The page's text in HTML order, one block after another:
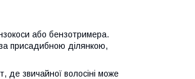
або бензотримера.
за присадибною ділянкою,
де звичайної волосіні може